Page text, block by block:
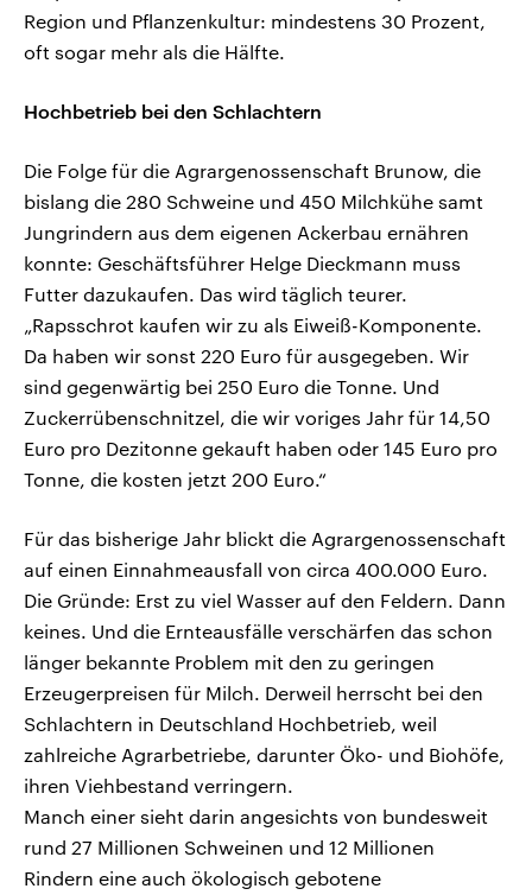
Region und Pflanzenkultur: mindestens 30 Prozent,
oft sogar mehr als die Hälfte.
Hochbetrieb bei den Schlachtern
Die Folge für die Agrargenossenschaft Brunow, die
bislang die 280 Schweine und 450 Milchkühe samt
Jungrindern aus dem eigenen Ackerbau ernähren
konnte: Geschäftsführer Helge Dieckmann muss
Futter dazukaufen. Das wird täglich teurer.
„Rapsschrot kaufen wir zu als Eiweiß-Komponente.
Da haben wir sonst 220 Euro für ausgegeben. Wir
sind gegenwärtig bei 250 Euro die Tonne. Und
Zuckerrübenschnitzel, die wir voriges Jahr für 14,50
Euro pro Dezitonne gekauft haben oder 145 Euro pro
Tonne, die kosten jetzt 200 Euro.“
Für das bisherige Jahr blickt die Agrargenossenschaft
auf einen Einnahmeausfall von circa 400.000 Euro.
Die Gründe: Erst zu viel Wasser auf den Feldern. Dann
keines. Und die Ernteausfälle verschärfen das schon
länger bekannte Problem mit den zu geringen
Erzeugerpreisen für Milch. Derweil herrscht bei den
Schlachtern in Deutschland Hochbetrieb, weil
zahlreiche Agrarbetriebe, darunter Öko- und Biohöfe,
ihren Viehbestand verringern.
Manch einer sieht darin angesichts von bundesweit
rund 27 Millionen Schweinen und 12 Millionen
Rindern eine auch ökologisch gebotene